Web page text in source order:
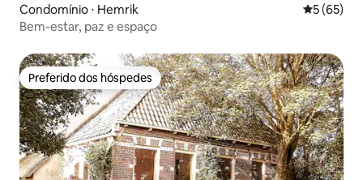
Condomínio ⋅ Hemrik 5 de uma
5 (65)
Bem-estar, paz e espaço
Preferido dos hóspedes
Preferido dos hóspedes